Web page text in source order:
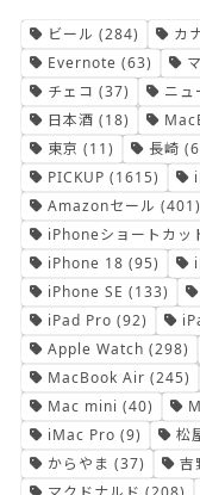
ビール (284) カ
Evernote (63)
チェコ (37) ニュ
日本酒 (18)
東京 (11) 長崎
PICKUP (1615)
Amazonセール (401)
iPhoneショートカッ
iPhone 18 (95)
iPhone SE (133)
iPad Pro (92)
Apple Watch (298)
MacBook Air (245)
Mac mini (40)
iMac Pro (9) 松
からやま (37) 吉